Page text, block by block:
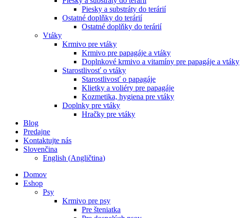
Piesky a substráty do terárií
Ostatné doplňky do terárií
Ostatné doplňky do terárií
Vtáky
Krmivo pre vtáky
Krmivo pre papagáje a vtáky
Doplnkové krmivo a vitamíny pre papagáje a vtáky
Starostlivosť o vtáky
Starostlivosť o papagáje
Klietky a voliéry pre papagáje
Kozmetika, hygiena pre vtáky
Doplnky pre vtáky
Hračky pre vtáky
Blog
Predajne
Kontaktujte nás
Slovenčina
English (Angličtina)
Domov
Eshop
Psy
Krmivo pre psy
Pre šteniatka